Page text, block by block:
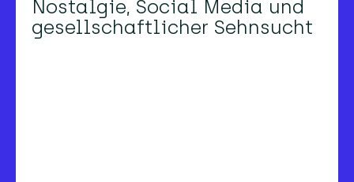
Nostalgie, Social Media und
gesellschaftlicher Sehnsucht